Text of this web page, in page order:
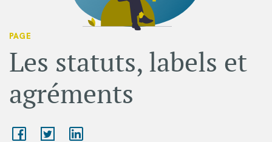
PAGE
Les statuts, labels et
agréments